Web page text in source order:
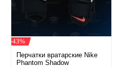
-43%
Перчатки вратарские Nike
Phantom Shadow